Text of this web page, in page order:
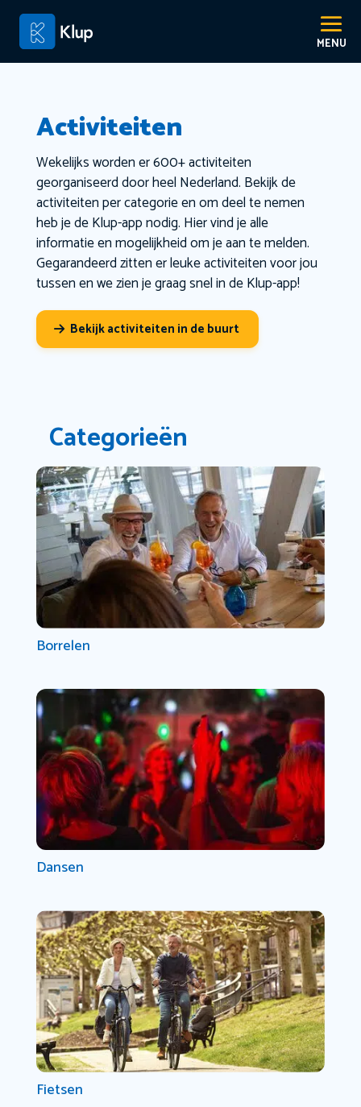
Activiteiten
Wekelijks worden er 600+ activiteiten
georganiseerd door heel Nederland. Bekijk de
activiteiten per categorie en om deel te nemen
heb je de Klup-app nodig. Hier vind je alle
informatie en mogelijkheid om je aan te melden.
Gegarandeerd zitten er leuke activiteiten voor jou
tussen en we zien je graag snel in de Klup-app!
Bekijk activiteiten in de buurt
Categorieën
Borrelen
Dansen
Fietsen